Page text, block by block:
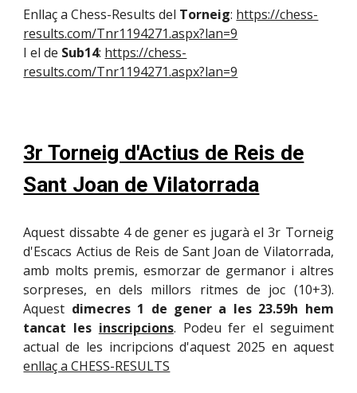
Enllaç a Chess-Results del Torneig: https://chess-
results.com/Tnr1194271.aspx?lan=9
I el de Sub14: https://chess-
results.com/Tnr1194271.aspx?lan=9
3r Torneig d'Actius de Reis de
Sant Joan de Vilatorrada
Aquest dissabte 4 de gener es jugarà el 3r Torneig
d'Escacs Actius de Reis de Sant Joan de Vilatorrada,
amb molts premis, esmorzar de germanor i altres
sorpreses, en dels millors ritmes de joc (10+3).
Aquest dimecres 1 de gener a les 23.59h hem
tancat les inscripcions. Podeu fer el seguiment
actual de les incripcions d'aquest 2025 en aquest
enllaç a CHESS-RESULTS